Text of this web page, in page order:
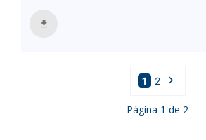
1 2
Página 1 de 2